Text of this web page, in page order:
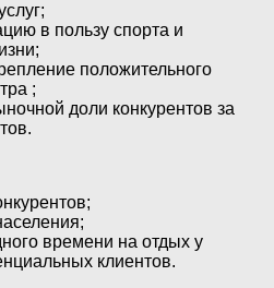
в пользу спорта и
положительного
;
доли конкурентов за
времени на отдых у
клиентов.